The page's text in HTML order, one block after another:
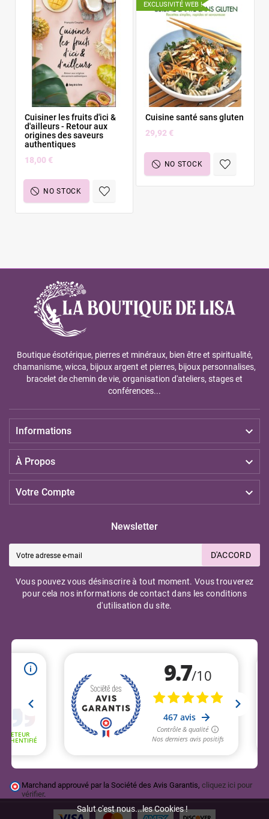
Salut c'est nous...les Cookies !
Cuisiner les fruits d'ici &
d'ailleurs - Retour aux
origines des saveurs
authentiques
18,00 €
NO STOCK
EXCLUSIVITÉ WEB !
Cuisine santé sans gluten
29,92 €
NO STOCK
Boutique ésotérique, pierres et minéraux, bien être et spiritualité,
chamanisme, wicca, bijoux argent et pierres, bijoux personnalises,
bracelet de chemin de vie, organisation d'ateliers, stages et
conférences...
Informations 
À Propos 
Votre Compte 
Newsletter
D'ACCORD
Vous pouvez vous désinscrire à tout moment. Vous trouverez
pour cela nos informations de contact dans les conditions
d'utilisation du site.
Marchand approuvé par la Société des Avis Garantis, cliquez ici pour
vérifier.